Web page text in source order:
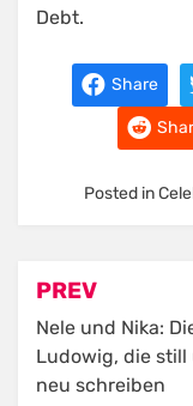
Debt.
Share
Posted in
Post
PREV
Nele und Nika:
Ludowig, die
neu schreiben